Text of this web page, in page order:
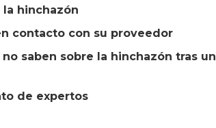
hinchazón
contacto con su proveedor
saben sobre la hinchazón tras un
de expertos